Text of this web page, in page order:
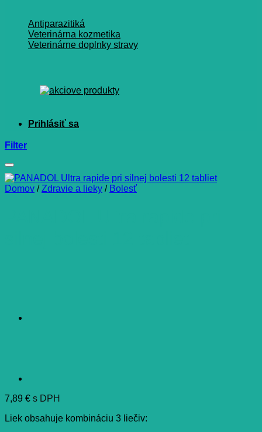
Antiparazitiká
Veterinárna kozmetika
Veterinárne doplnky stravy
Filter
Domov / Zdravie a lieky / Bolesť
7,89 € s DPH
Liek obsahuje kombináciu 3 liečiv: